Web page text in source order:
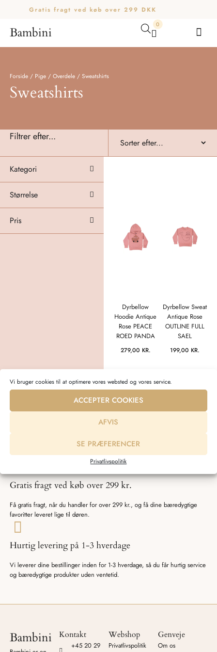
Vi bruger cookies til at optimere vores websted og vores service.
ACCEPTER COOKIES
AFVIS
SE PRÆFERENCER
Privatlivspolitik
Gratis fragt ved køb over 299 DKK
Bambini
0
Din kurv er tom.
0,00kr. inkl. moms
Forside / Pige / Overdele / Sweatshirts
Sweatshirts
Filtrer efter...
Kategori
Størrelse
Pris
Dyrbellow
Hoodie Antique
Rose PEACE
ROED PANDA
279,00 KR.
Dyrbellow Sweat
Antique Rose
OUTLINE FULL
SAEL
199,00 KR.
Bæredygtigt babytøj i topkvalitet
Bambini tilbyder miljøvenligt babytøj af højeste kvalitet, produceret med
respekt for både natur og mennesker.
Gratis fragt ved køb over 299 kr.
Få gratis fragt, når du handler for over 299 kr., og få dine bæredygtige
favoritter leveret lige til døren.
Hurtig levering på 1-3 hverdage
Vi leverer dine bestillinger inden for 1-3 hverdage, så du får hurtig service
og bæredygtige produkter uden ventetid.
Bambini Kontakt
+45 20 29
Webshop
Privatlivspolitik
Genveje
Om os